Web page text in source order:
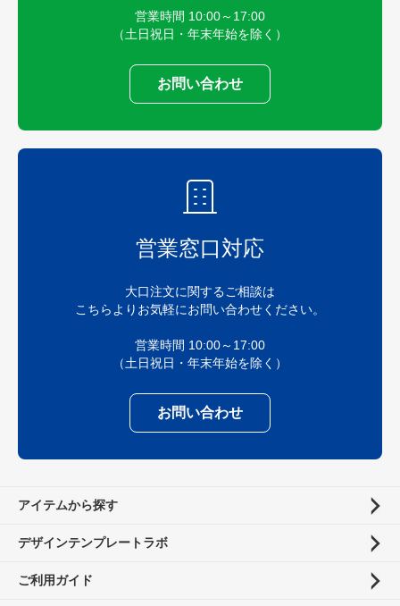
営業時間 10:00～17:00
（土日祝日・年末年始を除く）
お問い合わせ
営業窓口対応
大口注文に関するご相談は
こちらよりお気軽にお問い合わせください。
営業時間 10:00～17:00
（土日祝日・年末年始を除く）
お問い合わせ
アイテムから探す
デザインテンプレートラボ
ご利用ガイド